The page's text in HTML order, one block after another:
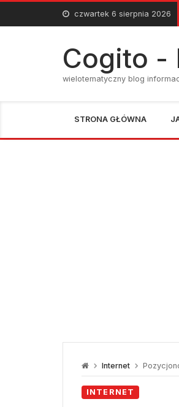
Skip
content
czwartek 6 sierpnia 2026
4 Sierpnia 2020
Cogito -
wielotematyczny blog
STRONA GŁÓWNA
Internet
INTERNET